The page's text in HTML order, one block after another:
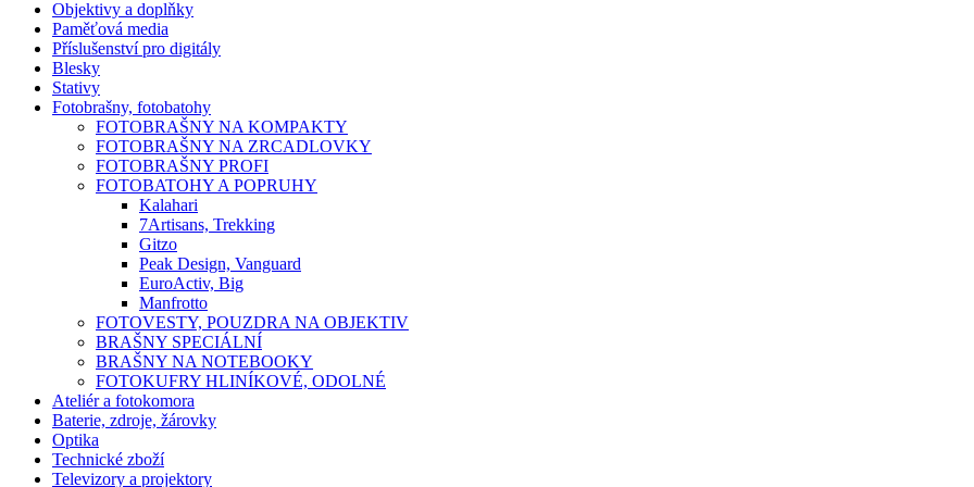
Objektivy a doplňky
Paměťová media
Příslušenství pro digitály
Blesky
Stativy
Fotobrašny, fotobatohy
FOTOBRAŠNY NA KOMPAKTY
FOTOBRAŠNY NA ZRCADLOVKY
FOTOBRAŠNY PROFI
FOTOBATOHY A POPRUHY
Kalahari
7Artisans, Trekking
Gitzo
Peak Design, Vanguard
EuroActiv, Big
Manfrotto
FOTOVESTY, POUZDRA NA OBJEKTIV
BRAŠNY SPECIÁLNÍ
BRAŠNY NA NOTEBOOKY
FOTOKUFRY HLINÍKOVÉ, ODOLNÉ
Ateliér a fotokomora
Baterie, zdroje, žárovky
Optika
Technické zboží
Televizory a projektory